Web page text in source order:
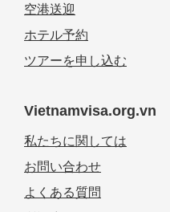
空港送迎
ホテル予約
ツアーを申し込む
Vietnamvisa.org.vn
私たちに関しては
お問い合わせ
よくある質問